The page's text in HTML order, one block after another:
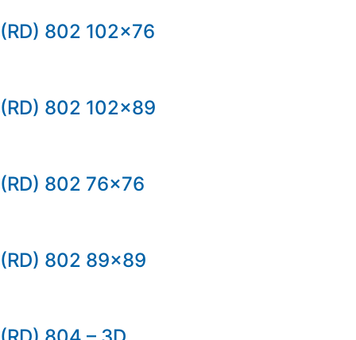
(RD) 802 102×76
(RD) 802 102×89
(RD) 802 76×76
(RD) 802 89×89